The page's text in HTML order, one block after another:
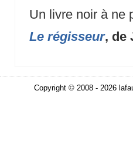
Un livre noir à ne
Le régisseur, de
Copyright © 2008 - 2026